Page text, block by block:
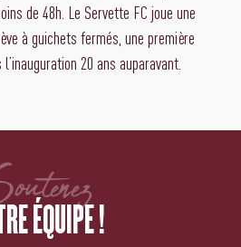
de 48h. Le Servette FC joue une
à guichets fermés, une première
20 ans auparavant.
ÉQUIPE !